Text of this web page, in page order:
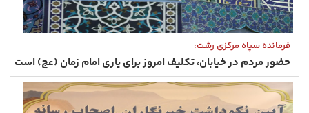
فرمانده سپاه مرکزی رشت:
حضور مردم در خیابان، تکلیف امروز برای یاری امام زمان (عج) است